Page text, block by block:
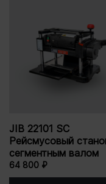
JIB 22101 SC
Рейсмусовый
сегментным валом
64 800 ₽